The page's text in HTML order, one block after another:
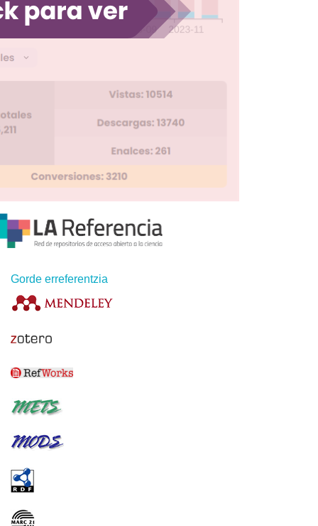
Gorde erreferentzia